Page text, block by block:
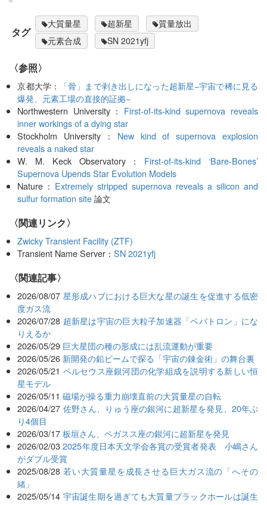
タグ
大質量星 超新星
質量放出
元素合成
SN 2021yfj
〈参照〉
京都大学：
「骨」まで剥き出しになった超新星−宇宙で稀に見る
爆発、元素工場の直接的証拠−
Northwestern University： First-of-its-kind supernova reveals
inner workings of a dying star
Stockholm University： New kind of supernova explosion
reveals a naked star
W. M. Keck Observatory： First-of-its-kind ‘Bare-Bones’
Supernova Upends Star Evolution Models
Nature： Extremely stripped supernova reveals a silicon and
sulfur formation site論文
〈関連リンク〉
Zwicky Transient Facility (ZTF)
Transient Name Server：SN 2021yfj
関連記事
2026/08/07 星形成ハブにおける巨大な星の誕生を促進する低密
度ガス流
2026/07/28 超新星は宇宙の巨大粒子加速器「ペバトロン」にな
りえるか
2026/05/29 巨大星団の種の形成には乱流運動が重要
2026/05/26 新開発の鉛ビームで探る「宇宙の錬金術」の舞台裏
2026/05/21 ペルセウス座銀河団の化学組成を説明する新しい恒
星モデル
2026/05/11 磁場が操る重力崩壊直前の大質量星の自転
2026/04/27 佐野さん、りゅう座の銀河に超新星を発見、20年ぶ
り4個目
2026/03/17 板垣さん、ペガスス座の銀河に超新星を発見
2026/02/03 2025年度日本天文学会各賞の受賞者発表 小嶋さん
がダブル受賞
2025/08/28 若い大質量星を成長させる巨大ガス流の「へその
緒」
2025/05/14 宇宙誕生期を過ぎても大質量ブラックホールは誕生